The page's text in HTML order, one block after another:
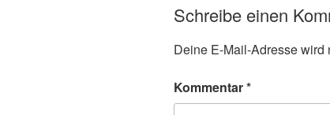
Schreibe einen
Deine E-Mail-Adresse wird
Kommentar*